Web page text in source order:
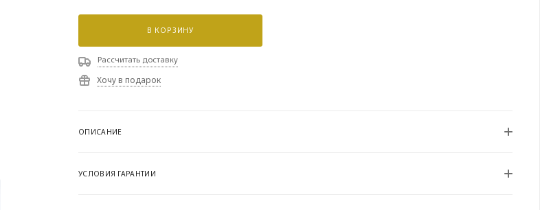
В КОРЗИНУ
Рассчитать доставку
Хочу в подарок
ОПИСАНИЕ
УСЛОВИЯ ГАРАНТИИ